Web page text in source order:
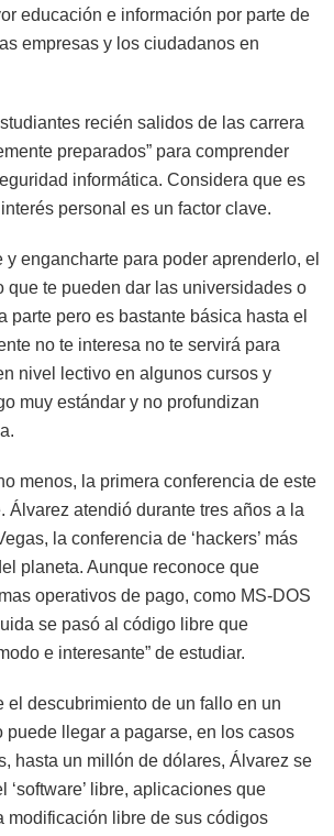
educación e información por parte de
empresas y los ciudadanos en
recién salidos de las carrera
preparados” para comprender
informática. Considera que es
personal es un factor clave.
y engancharte para poder aprenderlo, el
que te pueden dar las universidades o
parte pero es bastante básica hasta el
no te interesa no te servirá para
nivel lectivo en algunos cursos y
muy estándar y no profundizan
menos, la primera conferencia de este
Álvarez atendió durante tres años a la
la conferencia de ‘hackers’ más
planeta. Aunque reconoce que
operativos de pago, como MS-DOS
se pasó al código libre que
e interesante” de estudiar.
el descubrimiento de un fallo en un
puede llegar a pagarse, en los casos
hasta un millón de dólares, Álvarez se
‘software’ libre, aplicaciones que
modificación libre de sus códigos